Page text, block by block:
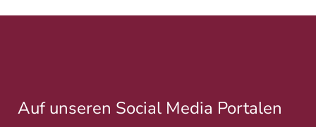
Auf unseren Social Media Portalen